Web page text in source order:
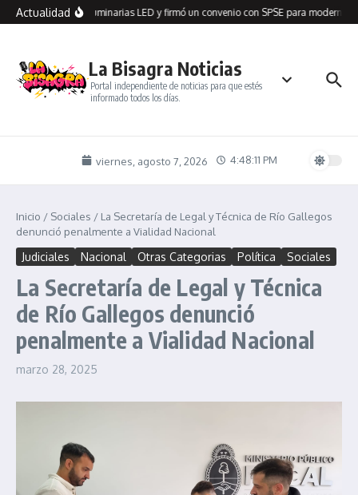
Saltar al contenido
Actualidad
Seco recibió 100 luminarias LED y firmó un convenio con SPSE para
La Bisagra Noticias
Portal independiente de noticias para que estés
informado todos los días.
viernes, agosto 7, 2026 4:48:11 PM
Inicio / Sociales / La Secretaría de Legal y Técnica de Río Gallegos
denunció penalmente a Vialidad Nacional
Judiciales Nacional Otras Categorias Política Sociales
La Secretaría de Legal y Técnica
de Río Gallegos denunció
penalmente a Vialidad Nacional
marzo 28, 2025